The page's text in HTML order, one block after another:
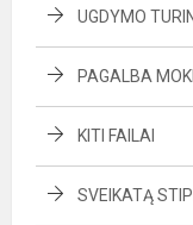
UGDYMO
PAGALBA
KITI FAILAI
SVEIKATĄ